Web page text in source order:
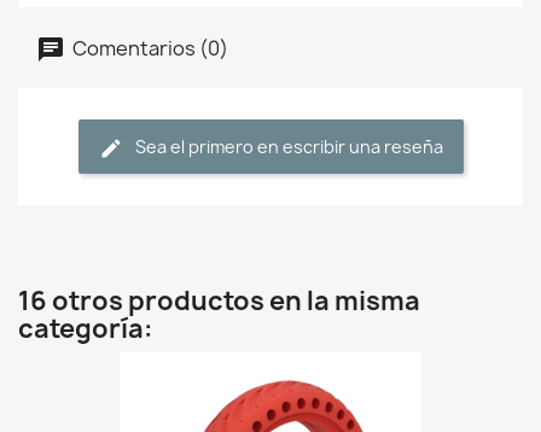
Comentarios (0)
Sea el primero en escribir una reseña
16 otros productos en la misma
categoría: